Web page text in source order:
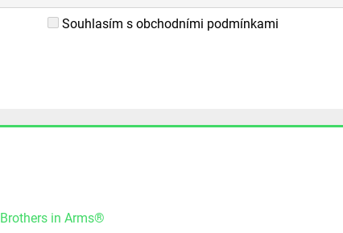
Souhlasím s obchodními podmínkami
Brothers in Arms®